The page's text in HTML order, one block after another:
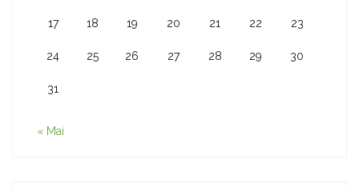
17 18 19 20 21 22 23
24 25 26 27 28 29 30
31
« Mai